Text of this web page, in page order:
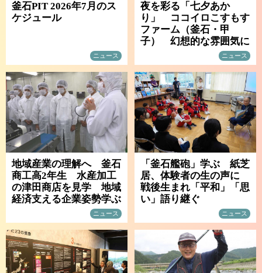
釜石PIT 2026年7月のス
ケジュール
ニュース
夜を彩る「七夕あか
り」 ココイロこすもす
ファーム（釜石・甲
子） 幻想的な雰囲気に
ニュース
地域産業の理解へ 釜石
商工高2年生 水産加工
の津田商店を見学 地域
経済支える企業姿勢学ぶ
ニュース
「釜石艦砲」学ぶ 紙芝
居、体験者の生の声に
戦後生まれ「平和」「思
い」語り継ぐ
ニュース